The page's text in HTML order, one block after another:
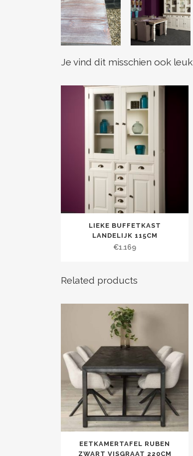
Je vind dit misschien ook leuk
LIEKE BUFFETKAST
LANDELIJK 115CM
€1.169
Related products
EETKAMERTAFEL RUBEN
ZWART VISGRAAT 220CM